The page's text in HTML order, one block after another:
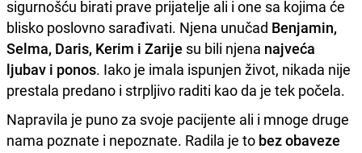
sigurnošću birati prave prijatelje ali i one sa kojima će
blisko poslovno sarađivati. Njena unučad Benjamin,
Selma, Daris, Kerim i Zarije su bili njena najveća
ljubav i ponos. Iako je imala ispunjen život, nikada nije
prestala predano i strpljivo raditi kao da je tek počela.
Napravila je puno za svoje pacijente ali i mnoge druge
nama poznate i nepoznate. Radila je to bez obaveze